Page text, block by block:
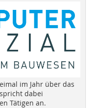
im Jahr über das
dabei
Tätigen an.